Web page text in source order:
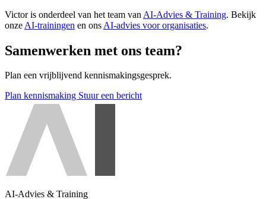
Victor is onderdeel van het team van AI-Advies & Training. Bekijk
onze AI-trainingen en ons AI-advies voor organisaties.
Samenwerken met ons team?
Plan een vrijblijvend kennismakingsgesprek.
Plan kennismaking Stuur een bericht
AI-Advies & Training